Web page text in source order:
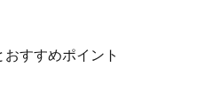
すすめポイント